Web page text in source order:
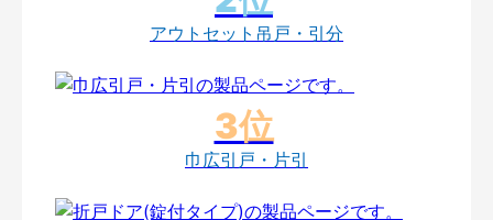
アウトセット吊戸・引分
巾広引戸・片引